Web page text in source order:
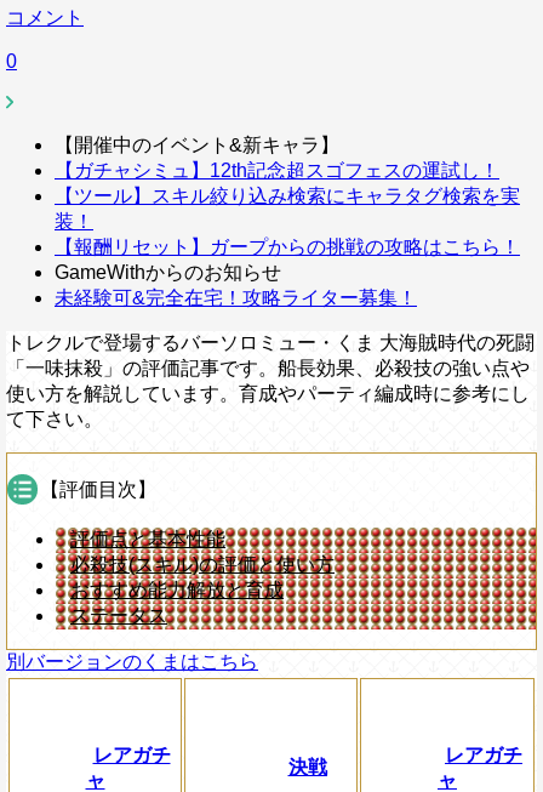
コメント
0
【開催中のイベント&新キャラ】
【ガチャシミュ】12th記念超スゴフェスの運試し！
【ツール】スキル絞り込み検索にキャラタグ検索を実
装！
【報酬リセット】ガープからの挑戦の攻略はこちら！
GameWithからのお知らせ
未経験可&完全在宅！攻略ライター募集！
トレクルで登場するバーソロミュー・くま 大海賊時代の死闘
「一味抹殺」の評価記事です。船長効果、必殺技の強い点や
使い方を解説しています。育成やパーティ編成時に参考にし
て下さい。
【評価目次】
評価点と基本性能
必殺技(スキル)の評価と使い方
おすすめ能力解放と育成
ステータス
別バージョンのくまはこちら
レアガチ
ャ
決戦
レアガチ
ャ